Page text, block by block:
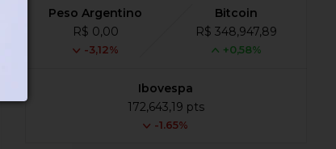
Peso Argentino
R$ 0,00
-3,12%
Bitcoin
R$ 348,947,89
+0,58%
Ibovespa
172,643,19 pts
-1.65%